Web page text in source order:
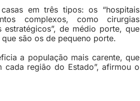
em três tipos: os “hospitais
complexos, como cirurgias
estratégicos”, de médio porte, que
são os de pequeno porte.
a população mais carente, que
região do Estado”, afirmou o